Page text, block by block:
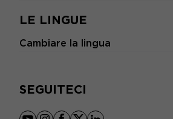
LE LINGUE
Cambiare la lingua
SEGUITECI